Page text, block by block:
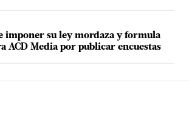
imponer su ley mordaza y formula
ACD Media por publicar encuestas